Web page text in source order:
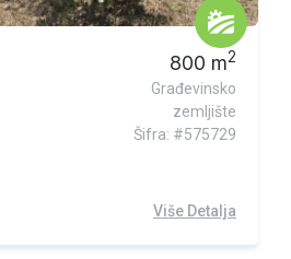
800 m2
Građevinsko
zemljište
Šifra: #575729
Više Detalja